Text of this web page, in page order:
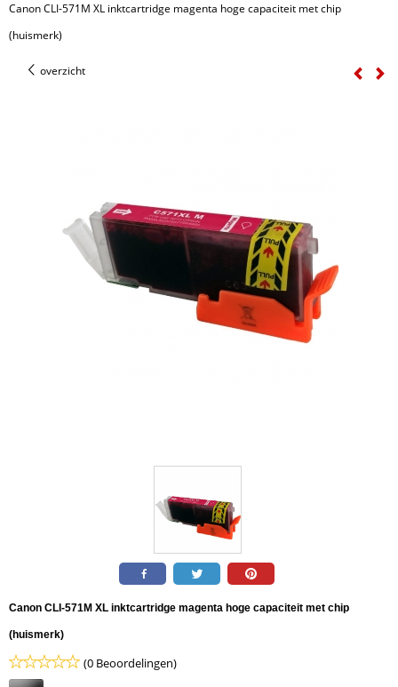
Canon CLI-571M XL inktcartridge magenta hoge capaciteit met chip
(huismerk)
overzicht
Canon CLI-571M XL inktcartridge magenta hoge capaciteit met chip
(huismerk)
(0 Beoordelingen)